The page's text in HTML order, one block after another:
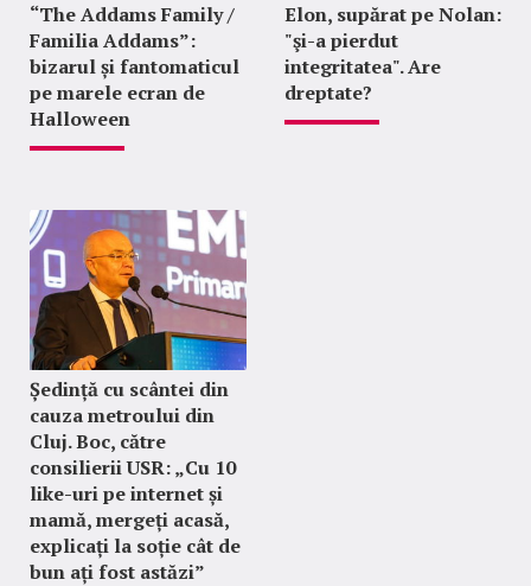
“The Addams Family /
Familia Addams”:
bizarul și fantomaticul
pe marele ecran de
Halloween
Elon, supărat pe Nolan:
"şi-a pierdut
integritatea". Are
dreptate?
Ședință cu scântei din
cauza metroului din
Cluj. Boc, către
consilierii USR: „Cu 10
like-uri pe internet și
mamă, mergeți acasă,
explicați la soție cât de
bun ați fost astăzi”